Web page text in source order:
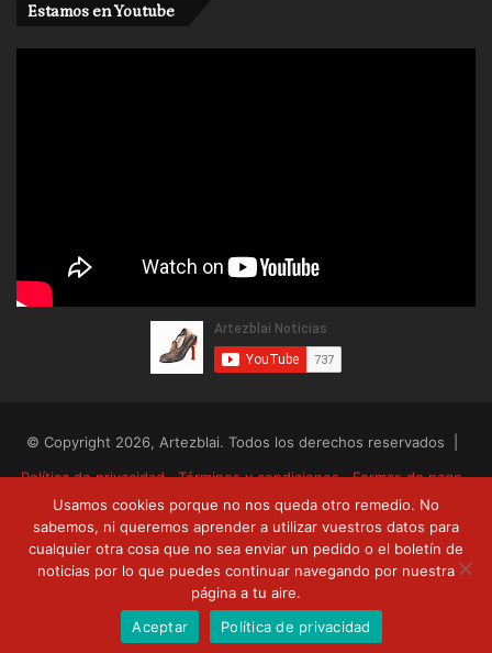
Estamos en Youtube
© Copyright 2026, Artezblai. Todos los derechos reservados |
Política de privacidad
Términos y condiciones
Formas de pago
Envíos y devoluciones
RSS Facebook
TwitterYouTube
Usamos cookies porque no nos queda otro remedio. No
sabemos, ni queremos aprender a utilizar vuestros datos para
cualquier otra cosa que no sea enviar un pedido o el boletín de
noticias por lo que puedes continuar navegando por nuestra
página a tu aire.
Aceptar
Política de privacidad